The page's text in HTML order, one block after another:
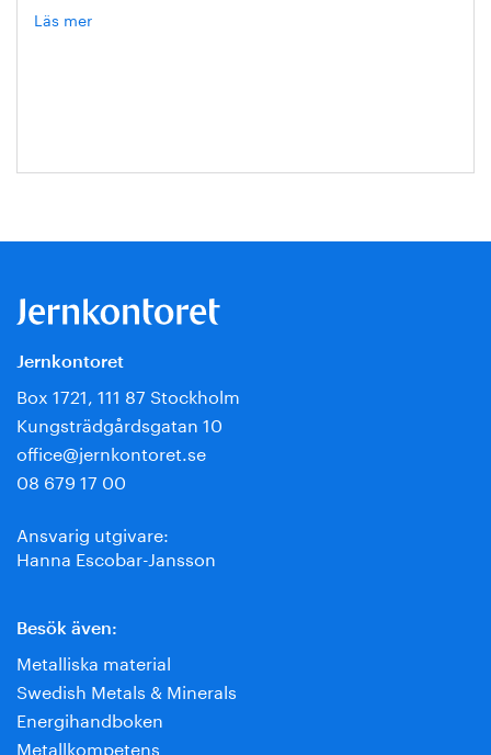
Läs mer
Jernkontoret
Box 1721, 111 87 Stockholm
Kungsträdgårdsgatan 10
office@jernkontoret.se
08 679 17 00
Ansvarig utgivare:
Hanna Escobar-Jansson
Besök även:
Metalliska material
Swedish Metals & Minerals
Energihandboken
Metallkompetens